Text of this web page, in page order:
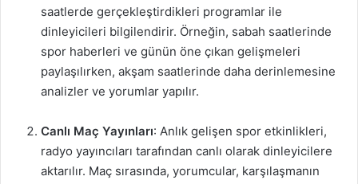
saatlerde gerçekleştirdikleri programlar ile
dinleyicileri bilgilendirir. Örneğin, sabah saatlerinde
spor haberleri ve günün öne çıkan gelişmeleri
paylaşılırken, akşam saatlerinde daha derinlemesine
analizler ve yorumlar yapılır.
Canlı Maç Yayınları: Anlık gelişen spor etkinlikleri,
radyo yayıncıları tarafından canlı olarak dinleyicilere
aktarılır. Maç sırasında, yorumcular, karşılaşmanın